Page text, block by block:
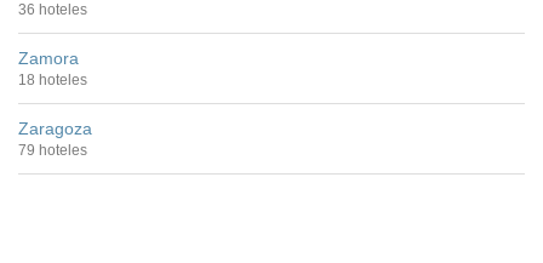
36 hoteles
Zamora
18 hoteles
Zaragoza
79 hoteles